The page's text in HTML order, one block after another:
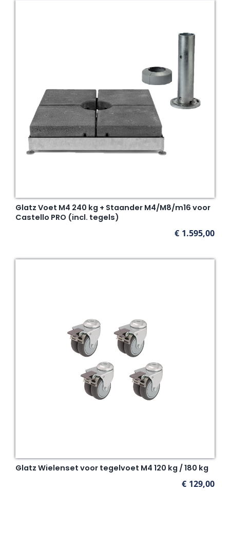
Glatz Voet M4 240 kg + Staander M4/M8/m16 voor
Castello PRO (incl. tegels)
€ 1.595,00
Glatz Wielenset voor tegelvoet M4 120 kg / 180 kg
€ 129,00